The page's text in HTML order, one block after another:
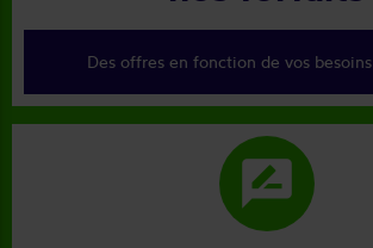
Des offres en fonction de vos besoins
rate_review